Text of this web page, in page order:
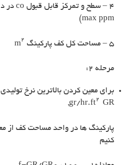
max ppm)
۵ – مساحت کل کف پارکینگ m ۲
مرحله ۲:
برای معین کردن بالاترین نرخ تولیدی gr/h.m
,gr/hr.ft۲ GR
کنیم